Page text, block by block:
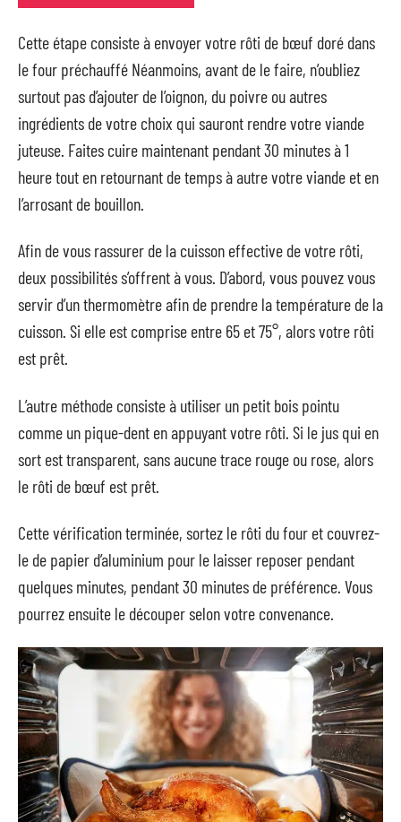
Cette étape consiste à envoyer votre rôti de bœuf doré dans
le four préchauffé Néanmoins, avant de le faire, n’oubliez
surtout pas d’ajouter de l’oignon, du poivre ou autres
ingrédients de votre choix qui sauront rendre votre viande
juteuse. Faites cuire maintenant pendant 30 minutes à 1
heure tout en retournant de temps à autre votre viande et en
l’arrosant de bouillon.
Afin de vous rassurer de la cuisson effective de votre rôti,
deux possibilités s’offrent à vous. D’abord, vous pouvez vous
servir d’un thermomètre afin de prendre la température de la
cuisson. Si elle est comprise entre 65 et 75°, alors votre rôti
est prêt.
L’autre méthode consiste à utiliser un petit bois pointu
comme un pique-dent en appuyant votre rôti. Si le jus qui en
sort est transparent, sans aucune trace rouge ou rose, alors
le rôti de bœuf est prêt.
Cette vérification terminée, sortez le rôti du four et couvrez-
le de papier d’aluminium pour le laisser reposer pendant
quelques minutes, pendant 30 minutes de préférence. Vous
pourrez ensuite le découper selon votre convenance.